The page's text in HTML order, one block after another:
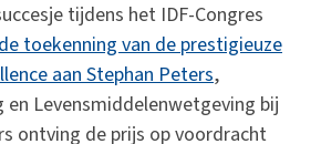
tijdens het IDF-Congres
toekenning van de prestigieuze
aan Stephan Peters,
en Levensmiddelenwetgeving bij
ontving de prijs op voordracht